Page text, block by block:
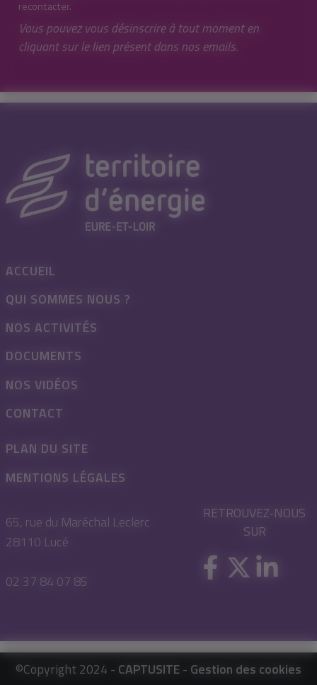
recontacter.
Vous pouvez vous désinscrire à tout moment en
cliquant sur le lien présent dans nos emails.
65, rue du Maréchal Leclerc
28110 Lucé
02 37 84 07 85
ACCUEIL
QUI SOMMES NOUS ?
NOS ACTIVITÉS
DOCUMENTS
NOS VIDÉOS
CONTACT
PLAN DU SITE
MENTIONS LÉGALES
RETROUVEZ-NOUS
SUR
©Copyright 2024 - CAPTUSITE- Gestion des cookies